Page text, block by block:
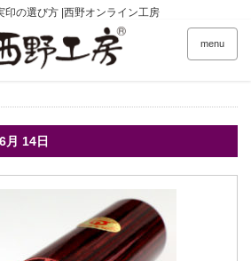
印の選び方 |西野オンライン工房
menu
月 14日